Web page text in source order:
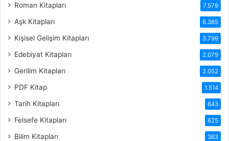
Roman Kitapları 7.579
Aşk Kitapları 6.385
Kişisel Gelişim Kitapları 3.799
Edebiyat Kitapları 2.079
Gerilim Kitapları 2.052
PDF Kitap 1.514
Tarih Kitapları 643
Felsefe Kitapları 625
Bilim Kitapları 363